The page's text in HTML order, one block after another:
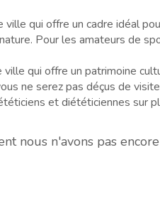
ville qui offre un cadre idéal
Pour les amateurs de
qui offre un patrimoine
ne serez pas déçus de
et diététiciennes sur
nous n'avons pas